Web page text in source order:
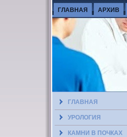
ГЛАВНАЯ АРХИВ
ГЛАВНАЯ
УРОЛОГИЯ
КАМНИ В ПОЧКАХ